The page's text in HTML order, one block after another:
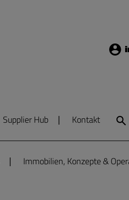
Supplier Hub Kontakt
Immobilien, Konzepte &